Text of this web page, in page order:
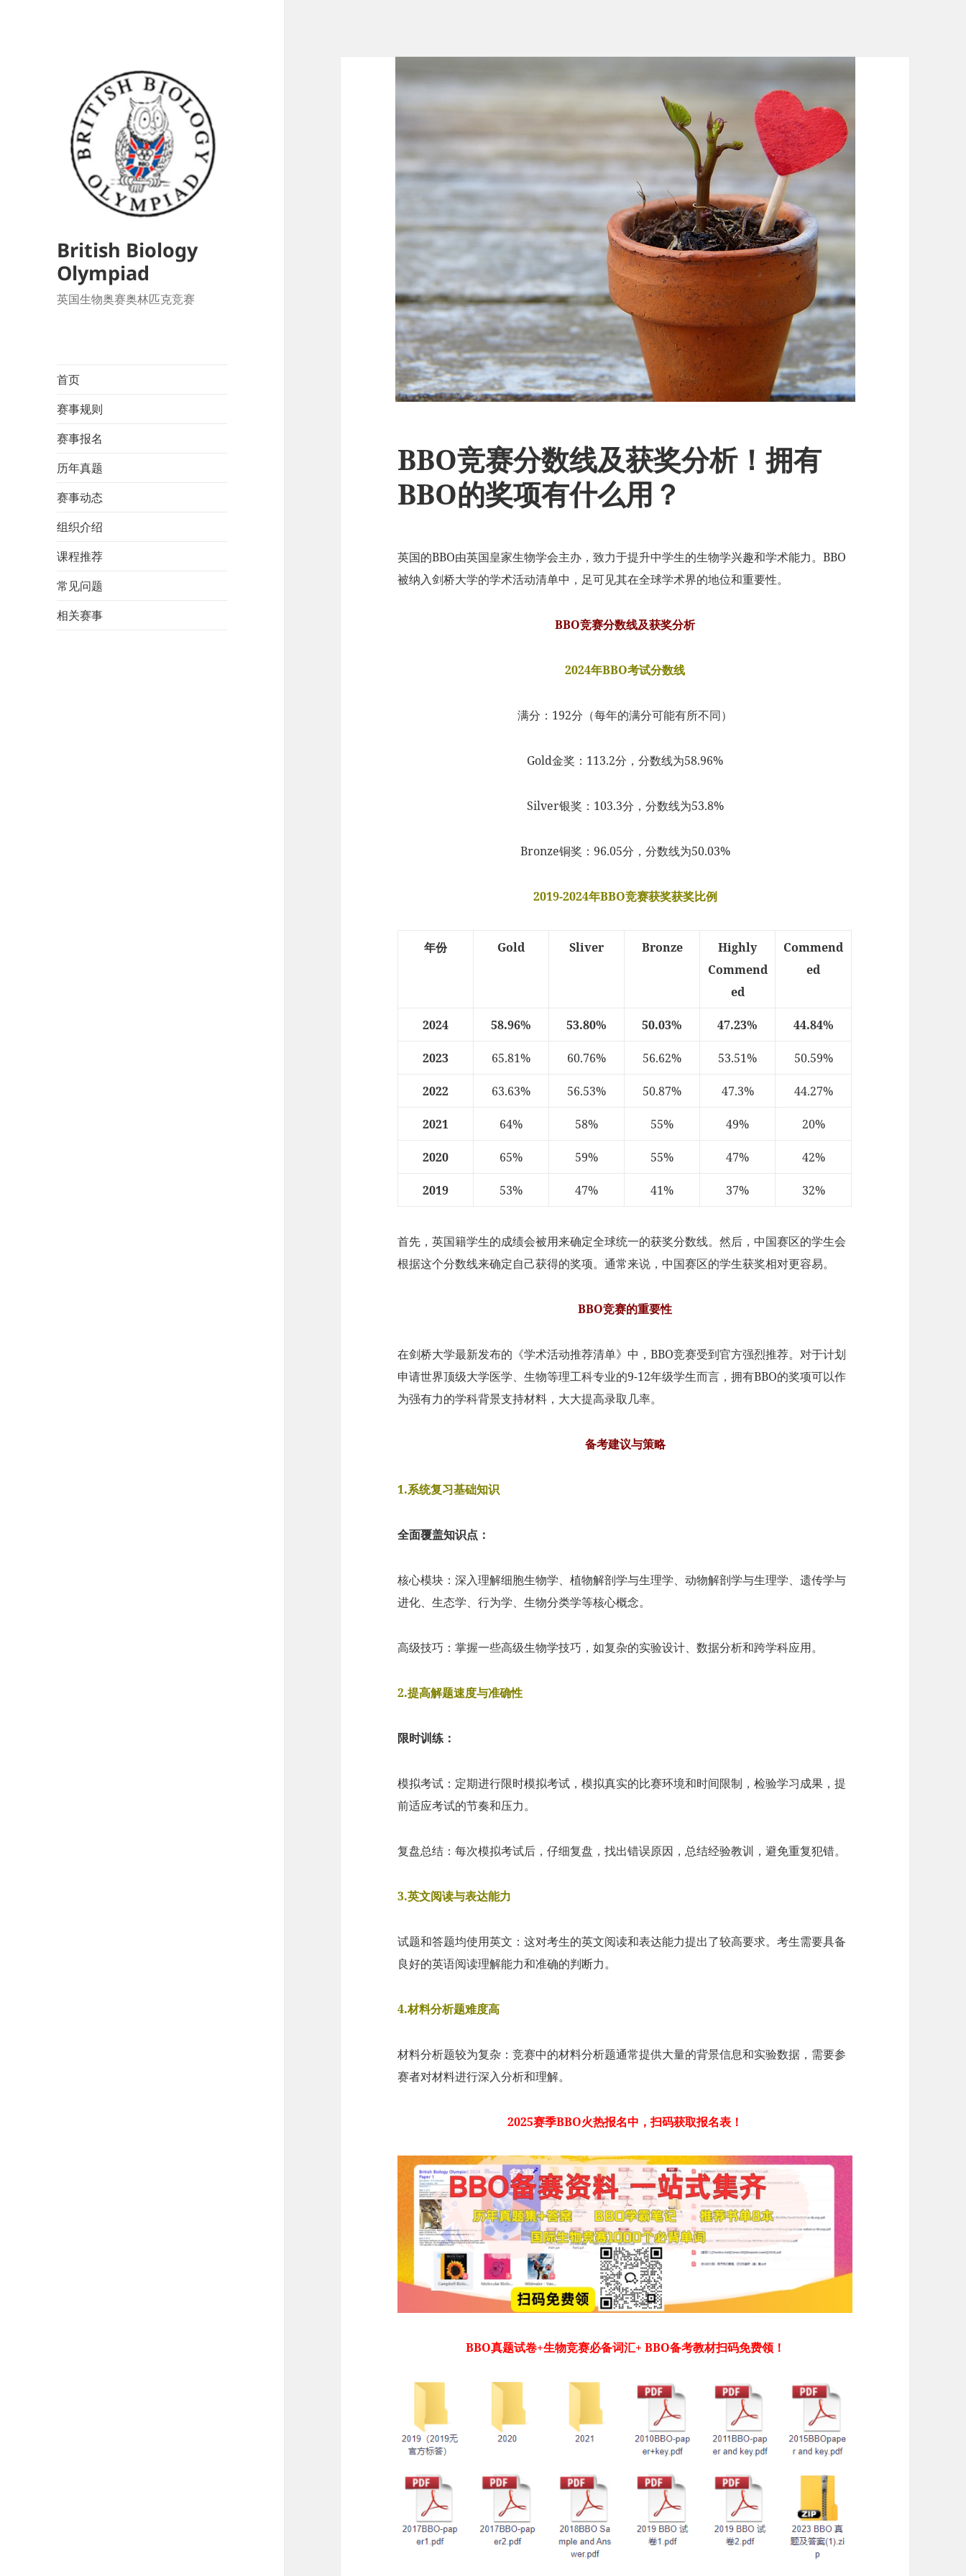
British Biology
Olympiad
英国生物奥赛奥林匹克竞赛
首页
赛事规则
赛事报名
历年真题
赛事动态
组织介绍
课程推荐
常见问题
相关赛事
BBO竞赛分数线及获奖分析！拥有
BBO的奖项有什么用？
英国的BBO由英国皇家生物学会主办，致力于提升中学生的生物学兴趣和学术能力。BBO
被纳入剑桥大学的学术活动清单中，足可见其在全球学术界的地位和重要性。
BBO竞赛分数线及获奖分析
2024年BBO考试分数线
满分：192分（每年的满分可能有所不同）
Gold金奖：113.2分，分数线为58.96%
Silver银奖：103.3分，分数线为53.8%
Bronze铜奖：96.05分，分数线为50.03%
2019-2024年BBO竞赛获奖获奖比例
年份 Gold Sliver Bronze
Highly
Commend
ed
Commend
ed
2024 58.96% 53.80% 50.03% 47.23% 44.84%
2023 65.81% 60.76% 56.62% 53.51% 50.59%
2022 63.63% 56.53% 50.87% 47.3% 44.27%
2021 64% 58% 55% 49% 20%
2020 65% 59% 55% 47% 42%
2019 53% 47% 41% 37% 32%
首先，英国籍学生的成绩会被用来确定全球统一的获奖分数线。然后，中国赛区的学生会
根据这个分数线来确定自己获得的奖项。通常来说，中国赛区的学生获奖相对更容易。
BBO竞赛的重要性
在剑桥大学最新发布的《学术活动推荐清单》中，BBO竞赛受到官方强烈推荐。对于计划
申请世界顶级大学医学、生物等理工科专业的9-12年级学生而言，拥有BBO的奖项可以作
为强有力的学科背景支持材料，大大提高录取几率。
备考建议与策略
1.系统复习基础知识
全面覆盖知识点：
核心模块：深入理解细胞生物学、植物解剖学与生理学、动物解剖学与生理学、遗传学与
进化、生态学、行为学、生物分类学等核心概念。
高级技巧：掌握一些高级生物学技巧，如复杂的实验设计、数据分析和跨学科应用。
2.提高解题速度与准确性
限时训练：
模拟考试：定期进行限时模拟考试，模拟真实的比赛环境和时间限制，检验学习成果，提
前适应考试的节奏和压力。
复盘总结：每次模拟考试后，仔细复盘，找出错误原因，总结经验教训，避免重复犯错。
3.英文阅读与表达能力
试题和答题均使用英文：这对考生的英文阅读和表达能力提出了较高要求。考生需要具备
良好的英语阅读理解能力和准确的判断力。
4.材料分析题难度高
材料分析题较为复杂：竞赛中的材料分析题通常提供大量的背景信息和实验数据，需要参
赛者对材料进行深入分析和理解。
2025赛季BBO火热报名中，扫码获取报名表！
BBO真题试卷+生物竞赛必备词汇+ BBO备考教材扫码免费领！